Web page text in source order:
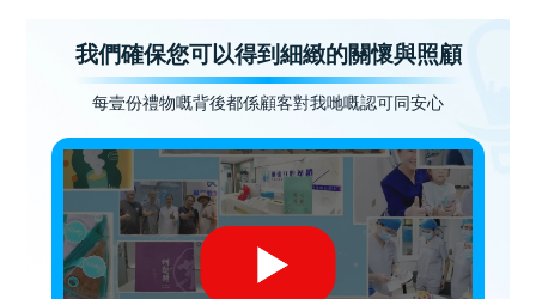
我們確保您可以得到細緻的關懷與照顧
每壹份禮物嘅背後都係顧客對我哋嘅認可同安心